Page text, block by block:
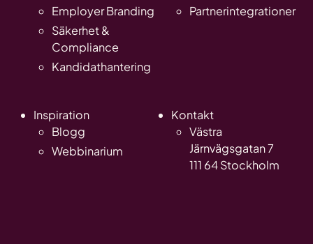
Employer Branding
Säkerhet &
Compliance
Kandidathantering
Partnerintegrationer
Inspiration
Blogg
Webbinarium
Kontakt
Västra
Järnvägsgatan 7
111 64 Stockholm